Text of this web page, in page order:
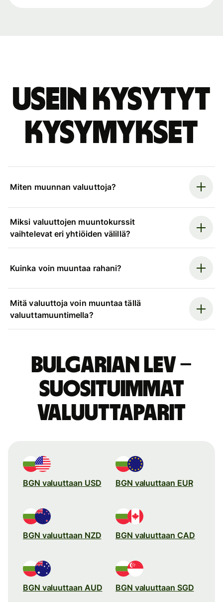
Usein kysytyt
kysymykset
Miten muunnan valuuttoja?
Miksi valuuttojen muuntokurssit
vaihtelevat eri yhtiöiden välillä?
Kuinka voin muuntaa rahani?
Mitä valuuttoja voin muuntaa tällä
valuuttamuuntimella?
Bulgarian lev –
suosituimmat
valuuttaparit
BGN valuuttaan USD BGN valuuttaan EUR
BGN valuuttaan NZD BGN valuuttaan CAD
BGN valuuttaan AUD BGN valuuttaan SGD